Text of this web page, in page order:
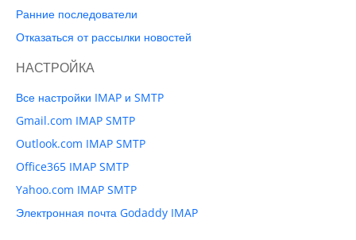
Ранние последователи
Отказаться от рассылки новостей
НАСТРОЙКА
Все настройки IMAP и SMTP
Gmail.com IMAP SMTP
Outlook.com IMAP SMTP
Office365 IMAP SMTP
Yahoo.com IMAP SMTP
Электронная почта Godaddy IMAP